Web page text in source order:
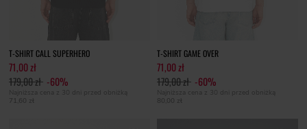
T-SHIRT CALL SUPERHERO
71,00 zł
179,00 zł -60%
Najniższa cena z 30 dni przed obniżką
71,60 zł
T-SHIRT GAME OVER
71,00 zł
179,00 zł -60%
Najniższa cena z 30 dni przed obniżką
80,00 zł